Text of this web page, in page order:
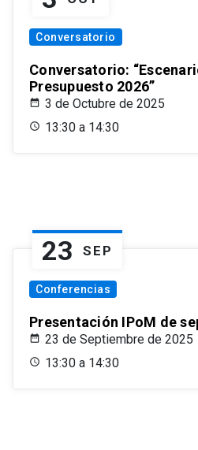
Conversatorio
Conversatorio:
Presupuesto 2026”
3 de Octubre de 2025
13:30 a 14:30
23 SEP
Conferencias
Presentación IPoM de
23 de Septiembre de 2025
13:30 a 14:30